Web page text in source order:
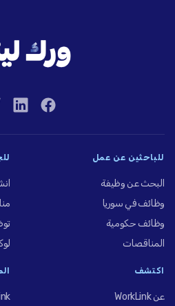
للباحثين عن عمل
البحث عن وظيفة
وظائف في سوريا
وظائف حكومية
المناقصات
اكتشف
عن WorkLink